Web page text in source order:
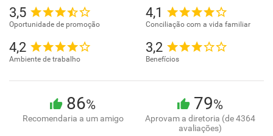
3,5
Oportunidade de promoção
4,1
Conciliação com a vida familiar
4,2
Ambiente de trabalho
3,2
Benefícios
86%
Recomendaria a um amigo
79%
Aprovam a diretoria (de 4364
avaliações)